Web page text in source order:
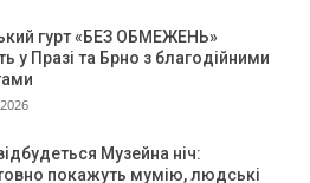
гурт «БЕЗ ОБМЕЖЕНЬ»
у Празі та Брно з благодійними
Музейна ніч:
покажуть мумію, людські